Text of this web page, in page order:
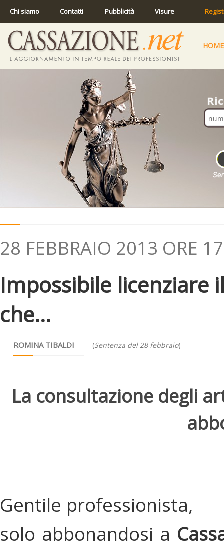
Chi siamo Contatti Pubblicità Visure
HOME
28 FEBBRAIO 2013 ORE
Impossibile licenziare
che...
ROMINA TIBALDI (Sentenza del 28 febbraio)
La consultazione degli
Gentile professionista,
solo abbonandosi a